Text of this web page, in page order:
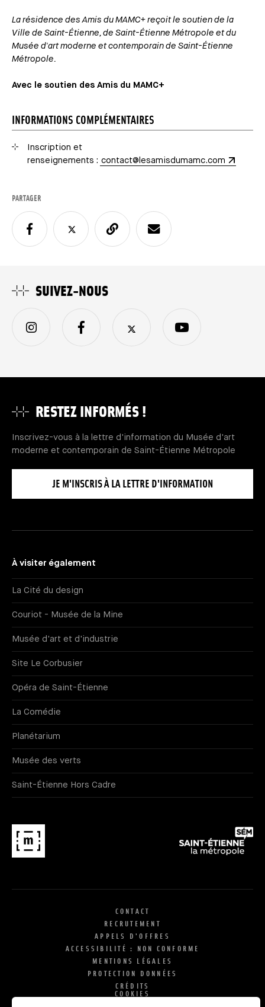
La résidence des Amis du MAMC+ reçoit le soutien de la
Ville de Saint-Étienne, de Saint-Étienne Métropole et du
Musée d'art moderne et contemporain de Saint-Étienne
Métropole.
Avec le soutien des Amis du MAMC+
INFORMATIONS COMPLÉMENTAIRES
Inscription et
renseignements : contact@lesamisdumamc.com
PARTAGER
RESTEZ INFORMÉS !
Inscrivez-vous à la lettre d'information du Musée d'art
moderne et contemporain de Saint-Étienne Métropole
JE M'INSCRIS À LA LETTRE D'INFORMATION
À visiter également
La Cité du design
Couriot - Musée de la Mine
Musée d'art et d'industrie
Site Le Corbusier
Opéra de Saint-Étienne
La Comédie
Planétarium
Musée des verts
Saint-Étienne Hors Cadre
SUIVEZ-NOUS
CONTACT
RECRUTEMENT
APPELS D'OFFRES
ACCESSIBILITÉ : NON CONFORME
MENTIONS LÉGALES
PROTECTION DONNÉES
CRÉDITS
COOKIES